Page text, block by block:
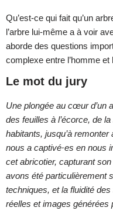
Qu’est-ce qui fait qu’un
l’arbre lui-même a à voir
aborde des questions
complexe entre l’homme et
Le mot du jury
Une plongée au cœur d’un
des feuilles à l’écorce, de
habitants, jusqu’à
nous a captivé·es en nous
cet abricotier, capturant
avons été particulièrement
techniques, et la fluidité
réelles et images générées